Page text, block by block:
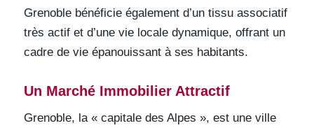
Grenoble bénéficie également d’un tissu associatif
très actif et d’une vie locale dynamique, offrant un
cadre de vie épanouissant à ses habitants.
Un Marché Immobilier Attractif
Grenoble, la « capitale des Alpes », est une ville